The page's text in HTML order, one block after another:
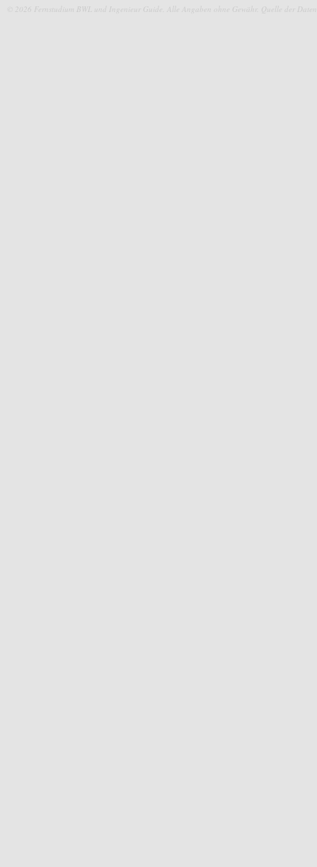
© 2026 Fernstudium BWL und Ingenieur Guide. Alle Angaben ohne Gewähr. Quelle der